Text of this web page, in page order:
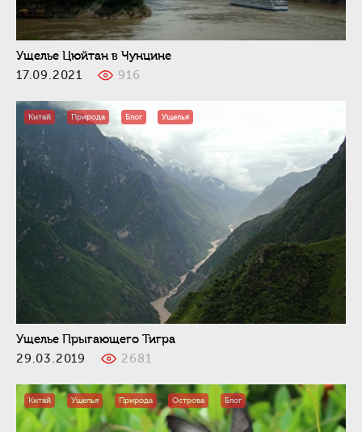
Ущелье Цюйтан в Чунцине
17.09.2021
916
Китай Природа Блог Ущелья
Ущелье Прыгающего Тигра
29.03.2019
2681
Китай Ущелья Природа Острова Блог